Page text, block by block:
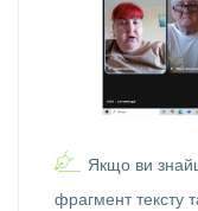
Якщо ви
фрагмент тексту